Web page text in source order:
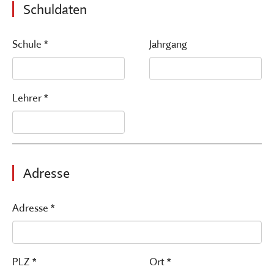
Schuldaten
Schule * Jahrgang
Lehrer *
Adresse
Adresse *
PLZ * Ort *